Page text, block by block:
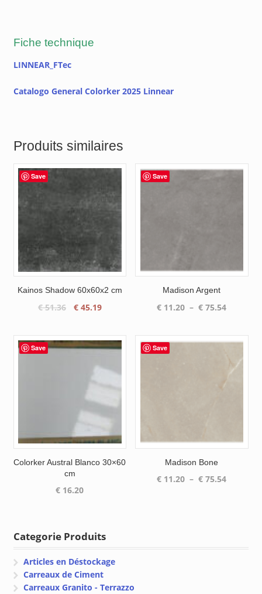
Fiche technique
LINNEAR_FTec
Catalogo General Colorker 2025 Linnear
Produits similaires
Save
Kainos Shadow 60x60x2 cm
€51.36
Le
était :
€45.19Le
est :
Save
Madison Argent
€ 11.20 – € 75.54Plage
€ 11.20
à
€ 75.54
Save
Colorker Austral Blanco 30×60
cm
€ 16.20
Save
Madison Bone
€ 11.20 – € 75.54Plage
Categorie Produits
Articles en Déstockage
Carreaux de Ciment
Carreaux Granito - Terrazzo